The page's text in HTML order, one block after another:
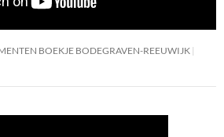
BOEKJE BODEGRAVEN-REEUWIJK